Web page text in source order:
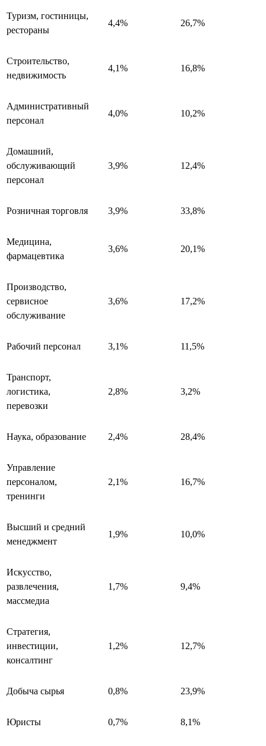
Туризм, гостиницы,
рестораны
4,4% 26,7%
Строительство,
недвижимость
4,1% 16,8%
Административный
персонал
4,0% 10,2%
Домашний,
обслуживающий
персонал
3,9% 12,4%
Розничная торговля 3,9% 33,8%
Медицина,
фармацевтика
3,6% 20,1%
Производство,
сервисное
обслуживание
3,6% 17,2%
Рабочий персонал 3,1% 11,5%
Транспорт,
логистика,
перевозки
2,8% 3,2%
Наука, образование 2,4% 28,4%
Управление
персоналом,
тренинги
2,1% 16,7%
Высший и средний
менеджмент
1,9% 10,0%
Искусство,
развлечения,
массмедиа
1,7% 9,4%
Стратегия,
инвестиции,
консалтинг
1,2% 12,7%
Добыча сырья 0,8% 23,9%
Юристы 0,7% 8,1%